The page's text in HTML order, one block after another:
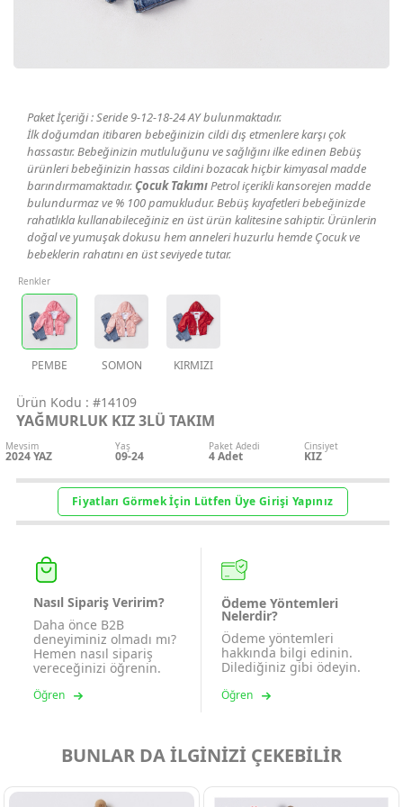
İletişim
Şifremi
Geri Bildirim
Ürün Kodu : #14109
YAĞMURLUK KIZ 3LÜ TAKIM
Mevsim
2024 YAZ
Yaş
09-24
Paket Adedi
4Adet
Cinsiyet
KIZ
Renkler
PEMBE SOMON KIRMIZI
Fiyatları Görmek İçin Lütfen Üye Girişi Yapınız
Paket İçeriği : Seride 9-12-18-24 AY bulunmaktadır.
İlk doğumdan itibaren bebeğinizin cildi dış etmenlere karşı çok
hassastır. Bebeğinizin mutluluğunu ve sağlığını ilke edinen Bebüş
ürünleri bebeğinizin hassas cildini bozacak hiçbir kimyasal madde
barındırmamaktadır. Çocuk TakımıPetrol içerikli kansorejen madde
bulundurmaz ve % 100 pamukludur. Bebüş kıyafetleri bebeğinizde
rahatlıkla kullanabileceğiniz en üst ürün kalitesine sahiptir. Ürünlerin
doğal ve yumuşak dokusu hem anneleri huzurlu hemde Çocuk ve
bebeklerin rahatını en üst seviyede tutar.
Nasıl Sipariş Veririm?
Daha önce B2B
deneyiminiz olmadı mı?
Hemen nasıl sipariş
vereceğinizi öğrenin.
Öğren
Ödeme Yöntemleri
Nelerdir?
Ödeme yöntemleri
hakkında bilgi edinin.
Dilediğiniz gibi ödeyin.
Öğren
BUNLAR DA İLGİNİZİ ÇEKEBİLİR